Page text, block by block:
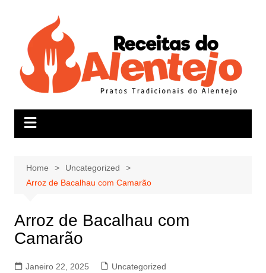
Home
Uncategorized
Arroz de Bacalhau com Camarão
Arroz de Bacalhau com
Camarão
Janeiro 22, 2025 Uncategorized